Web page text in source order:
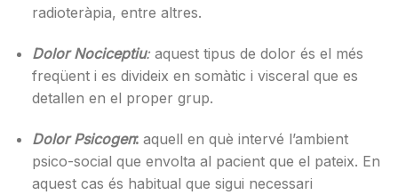
radioteràpia, entre altres.
Dolor Nociceptiu:aquest tipus de dolor és el més
freqüent i es divideix en somàtic i visceral que es
detallen en el proper grup.
Dolor Psicogen:aquell en què intervé l’ambient
psico-social que envolta al pacient que el pateix. En
aquest cas és habitual que sigui necessari